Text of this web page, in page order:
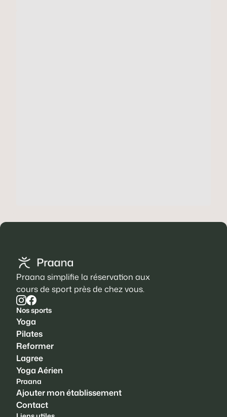
Praana simplifie la réservation aux
cours de sport près de chez vous.
Nos sports
Yoga
Pilates
Reformer
Lagree
Yoga Aérien
Praana
Ajouter mon établissement
Contact